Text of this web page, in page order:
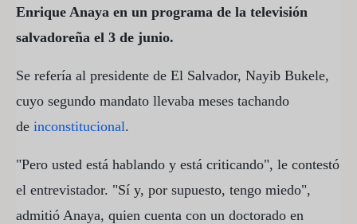
Enrique Anaya en un programa de la televisión
salvadoreña el 3 de junio.
Se refería al presidente de El Salvador, Nayib Bukele,
cuyo segundo mandato llevaba meses tachando
de inconstitucional.
"Pero usted está hablando y está criticando", le contestó
el entrevistador. "Sí y, por supuesto, tengo miedo",
admitió Anaya, quien cuenta con un doctorado en